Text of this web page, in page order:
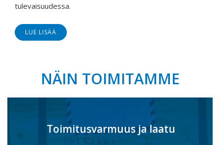
tulevaisuudessa.
LUE LISÄÄ
NÄIN TOIMITAMME
Toimitusvarmuus ja laatu